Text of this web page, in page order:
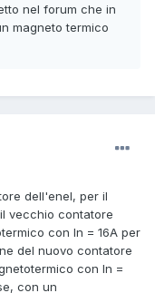
nel forum che in
magneto termico
dell'enel, per il
vecchio contatore
con In = 16A per
del nuovo contatore
con In =
con un